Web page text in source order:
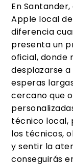
En
Apple local
diferencia
presenta un
oficial, donde
desplazarse
esperas
cercano que
técnico local,
los técnicos,
y sentir la
conseguirás